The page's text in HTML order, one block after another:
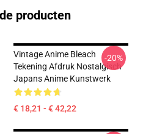
producten
Vintage Anime Bleach
Tekening Afdruk Nostalgisch
Japans Anime Kunstwerk
€ 18,21 - € 42,22
-20%